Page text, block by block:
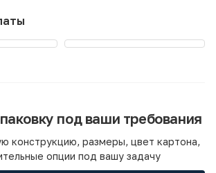
под ваши требования
конструкцию, размеры, цвет картона,
опции под вашу задачу